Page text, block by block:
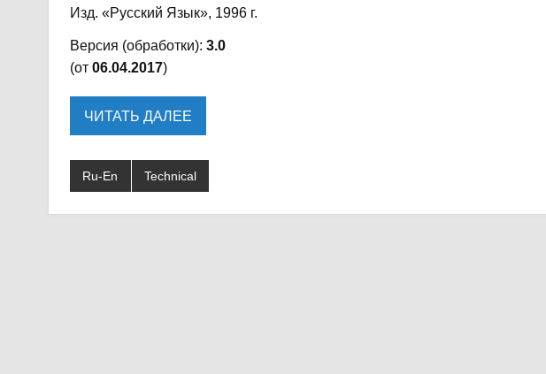
Изд. «Русский Язык», 1996 г.
Версия (обработки): 3.0
(от 06.04.2017)
ЧИТАТЬ ДАЛЕЕ
Ru-En Technical